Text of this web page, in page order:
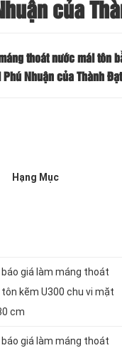
của
thoát nước mái tôn
Phú Nhuận của Thành Đạt
Hạng Mục
giá làm máng thoát
kẽm U300 chu vi mặt
cm
giá làm máng thoát